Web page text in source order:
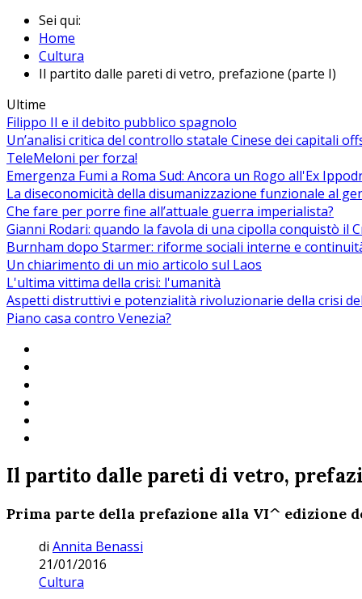
Sei qui:
Home
Cultura
Il partito dalle pareti di vetro, prefazione (parte I)
Ultime
Filippo II e il debito pubblico spagnolo
Un’analisi critica del controllo statale Cinese dei capitali
TeleMeloni per forza!
Emergenza Fumi a Roma Sud: Ancora un Rogo all'Ex
La diseconomicità della disumanizzazione funzionale al
Che fare per porre fine all’attuale guerra imperialista?
Gianni Rodari: quando la favola di una cipolla conquistò il
Burnham dopo Starmer: riforme sociali interne e
Un chiarimento di un mio articolo sul Laos
L'ultima vittima della crisi: l'umanità
Aspetti distruttivi e potenzialità rivoluzionarie della crisi
Piano casa contro Venezia?
Il partito dalle pareti di vetro,
Prima parte della prefazione alla VI^ edizione
di Annita Benassi
21/01/2016
Cultura